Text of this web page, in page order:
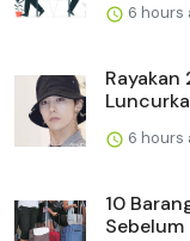
6 hours
Rayakan
6 hours
10
Sebelum